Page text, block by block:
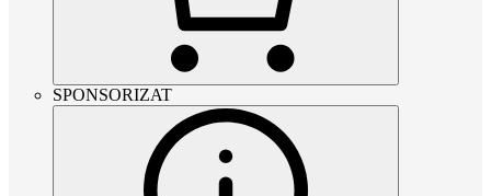
SPONSORIZAT